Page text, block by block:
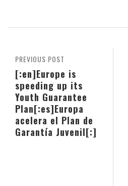
PREVIOUS POST
[:en]Europe is
speeding up its
Youth Guarantee
Plan[:es]Europa
acelera el Plan de
Garantía Juvenil[:]